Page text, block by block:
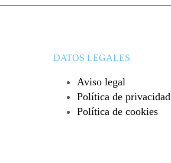
DATOS LEGALES
Aviso legal
Política de privacidad
Política de cookies